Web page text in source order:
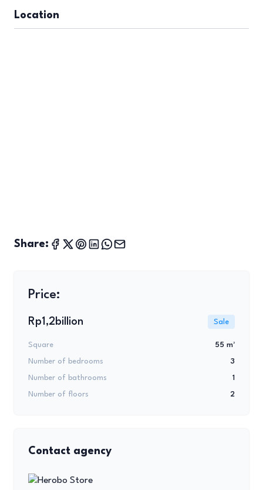
Location
Share:
Price:
Rp1,2billion Sale
Square 55 m²
Number of bedrooms 3
Number of bathrooms 1
Number of floors 2
Contact agency